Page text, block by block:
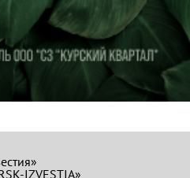
IZVESTIA»